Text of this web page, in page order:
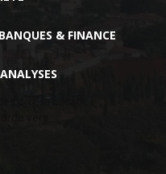
BANQUES & FINANCE